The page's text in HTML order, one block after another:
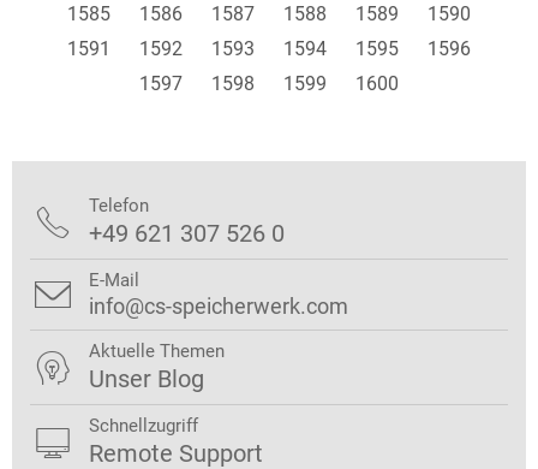
1585
1586 1587 1588 1589
1590
1591
1592 1593 1594 1595
1596
1597
1598 1599 1600
 Telefon
+49 621 307 526 0
 E-Mail
info@cs-speicherwerk.com
 Aktuelle Themen
Unser Blog
 Schnellzugriff
Remote Support